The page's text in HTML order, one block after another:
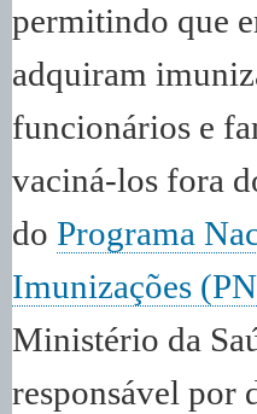
permitindo que
adquiram
funcionários e
vaciná-los fora
do Programa
Imunizações
Ministério da
responsável por